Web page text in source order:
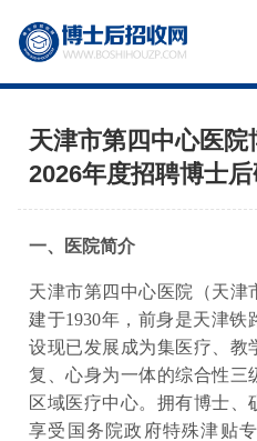
天津市第四中心医
2026年度招聘博士
一、医院简介
天津市第四中心医院（天津
建于1930年，前身是天津铁
设现已发展成为集医疗、教
复、心身为一体的综合性三
区域医疗中心。拥有博士、
享受国务院政府特殊津贴